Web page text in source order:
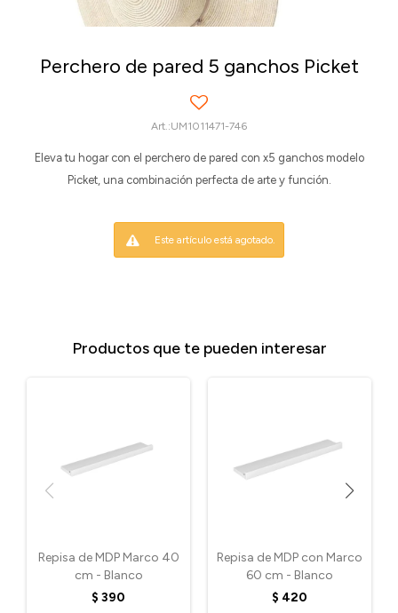
Perchero de pared 5 ganchos Picket
UM1011471-746
Eleva tu hogar con el perchero de pared con x5 ganchos modelo
Picket, una combinación perfecta de arte y función.
Este artículo está agotado.
Productos que te pueden interesar
Repisa de MDP Marco 40
cm - Blanco
$ 390
Repisa de MDP con Marco
60 cm - Blanco
$ 420